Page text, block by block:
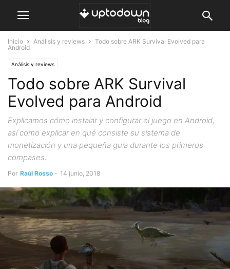
Inicio Análisis y reviews
Todo sobre ARK Survival Evolved para
Android
Análisis y reviews
Todo sobre ARK Survival
Evolved para Android
Explicamos cómo instalar y configurar el juego en Android,
así como explicar en qué consiste su sistema de
monetización y una pequeña guía durante los primeros
compases.
Por Raúl Rosso - 14 junio, 2018